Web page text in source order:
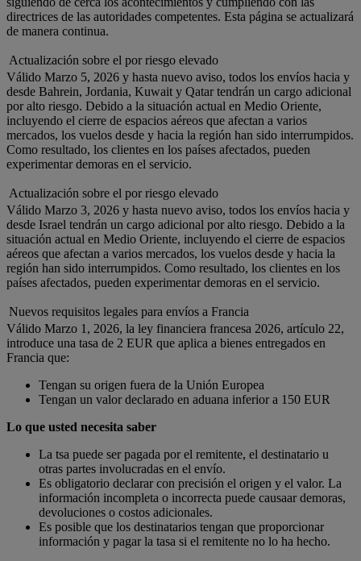
directrices de las autoridades competentes. Esta página se actualizará
de manera continua.
Actualización sobre el por riesgo elevado
Válido Marzo 5, 2026 y hasta nuevo aviso, todos los envíos hacia y
desde Bahrein, Jordania, Kuwait y Qatar tendrán un cargo adicional
por alto riesgo. Debido a la situación actual en Medio Oriente,
incluyendo el cierre de espacios aéreos que afectan a varios
mercados, los vuelos desde y hacia la región han sido interrumpidos.
Como resultado, los clientes en los países afectados, pueden
experimentar demoras en el servicio.
Actualización sobre el por riesgo elevado
Válido Marzo 3, 2026 y hasta nuevo aviso, todos los envíos hacia y
desde Israel tendrán un cargo adicional por alto riesgo. Debido a la
situación actual en Medio Oriente, incluyendo el cierre de espacios
aéreos que afectan a varios mercados, los vuelos desde y hacia la
región han sido interrumpidos. Como resultado, los clientes en los
países afectados, pueden experimentar demoras en el servicio.
Nuevos requisitos legales para envíos a Francia
Válido Marzo 1, 2026, la ley financiera francesa 2026, artículo 22,
introduce una tasa de 2 EUR que aplica a bienes entregados en
Francia que:
Tengan su origen fuera de la Unión Europea
Tengan un valor declarado en aduana inferior a 150 EUR
Lo que usted necesita saber
La tsa puede ser pagada por el remitente, el destinatario u
otras partes involucradas en el envío.
Es obligatorio declarar con precisión el origen y el valor. La
información incompleta o incorrecta puede causaar demoras,
devoluciones o costos adicionales.
Es posible que los destinatarios tengan que proporcionar
información y pagar la tasa si el remitente no lo ha hecho.